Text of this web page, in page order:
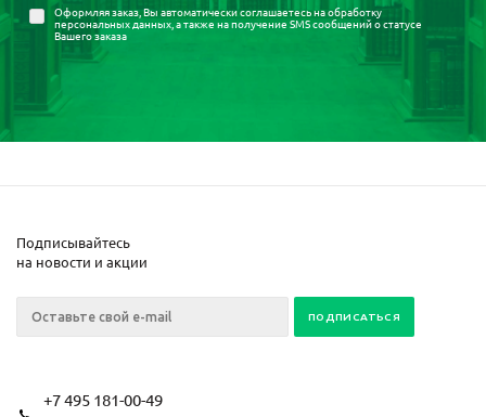
Оформляя заказ, Вы автоматически соглашаетесь наобработку
персональных данных, а также на получение SMS сообщений о статусе
Вашего заказа
Подписывайтесь
на новости и акции
+7 495 181-00-49